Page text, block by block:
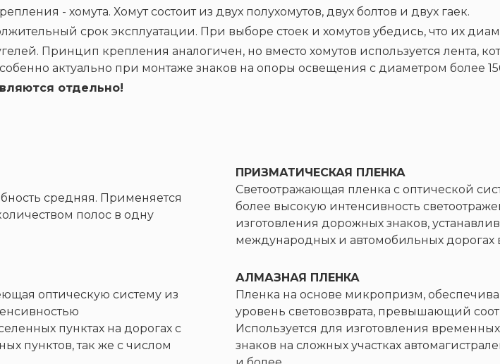
- хомута. Хомут состоит из двух полухомутов, двух болтов и двух гаек.
срок эксплуатации. При выборе стоек и хомутов убедись, что их
Принцип крепления аналогичен, но вместо хомутов используется лента,
актуально при монтаже знаков на опоры освещения с диаметром более
отдельно!
средняя. Применяется
полос в одну
ПРИЗМАТИЧЕСКАЯ ПЛЕНКА
Светоотражающая пленка с оптической
более высокую интенсивность
изготовления дорожных знаков,
международных и автомобильных дорогах
оптическую систему из
пунктах на дорогах с
пунктов, так же с числом
АЛМАЗНАЯ ПЛЕНКА
Пленка на основе микропризм,
уровень световозврата, превышающий
Используется для изготовления
знаков на сложных участках